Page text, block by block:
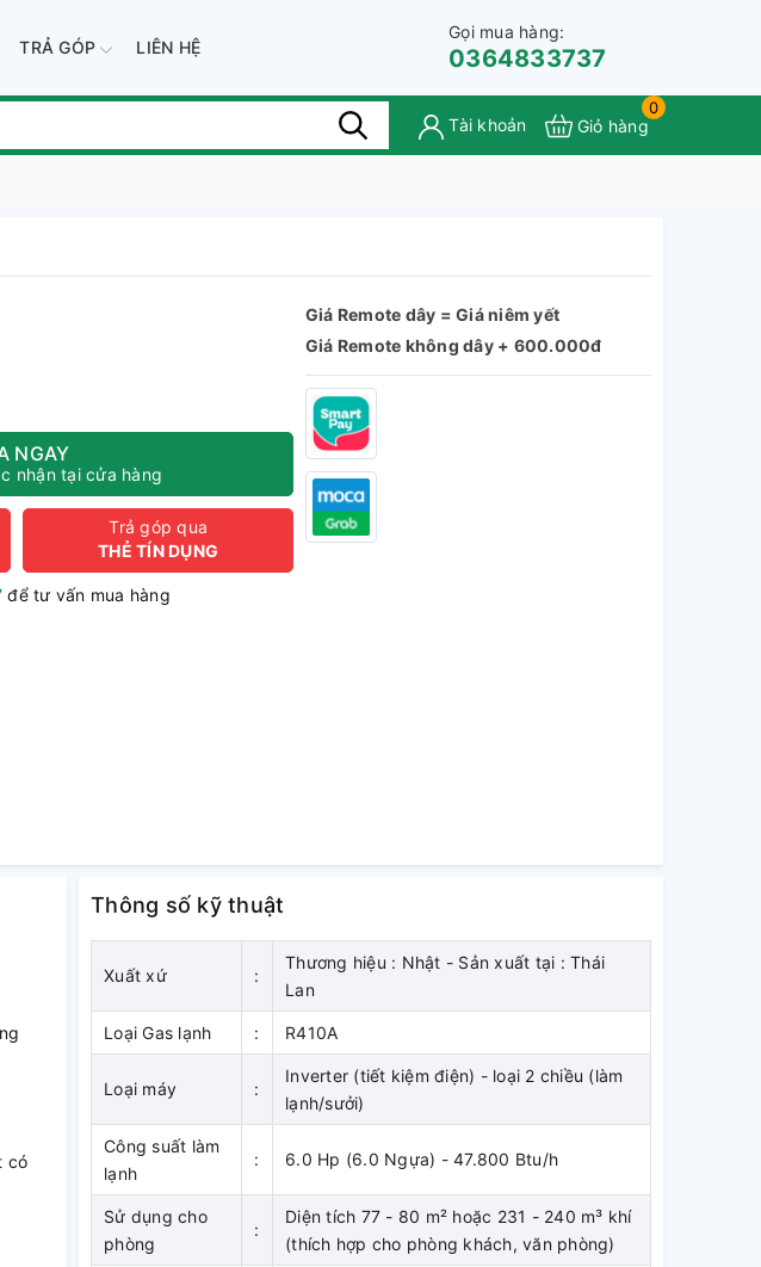
TRẢ GÓP LIÊN HỆ
Gọi mua hàng:
0364833737
Tài khoản
0
Giỏ hàng
NGAY
nhận tại cửa hàng
Trả góp qua
THẺ TÍN DỤNG
để tư vấn mua hàng
Giá Remote dây = Giá niêm yết
Giá Remote không dây + 600.000đ
có
Thông số kỹ thuật
Xuất xứ :
Thương hiệu : Nhật - Sản xuất tại : Thái
Lan
Loại Gas lạnh : R410A
Loại máy :
Inverter (tiết kiệm điện) - loại 2 chiều (làm
lạnh/sưởi)
Công suất làm
lạnh
: 6.0 Hp (6.0 Ngựa) - 47.800 Btu/h
Sử dụng cho
phòng
:
Diện tích 77 - 80 m² hoặc 231 - 240 m³ khí
(thích hợp cho phòng khách, văn phòng)